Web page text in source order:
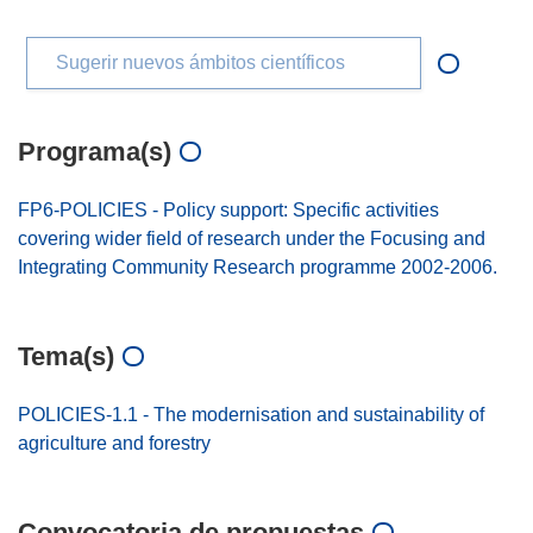
Sugerir nuevos ámbitos científicos
Programa(s)
FP6-POLICIES - Policy support: Specific activities
covering wider field of research under the Focusing and
Integrating Community Research programme 2002-2006.
Tema(s)
POLICIES-1.1 - The modernisation and sustainability of
agriculture and forestry